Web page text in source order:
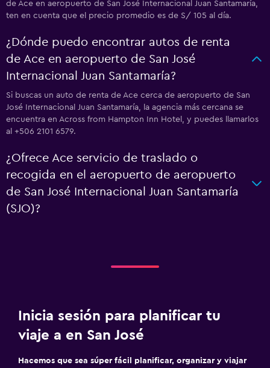
de Ace en aeropuerto de San José Internacional Juan Santamaría,
ten en cuenta que el precio promedio es de S/ 105 al día.
¿Dónde puedo encontrar autos de renta
de Ace en aeropuerto de San José
Internacional Juan Santamaría?
Si buscas un auto de renta de Ace cerca de aeropuerto de San
José Internacional Juan Santamaría, la agencia más cercana se
encuentra en Across from Hampton Inn Hotel, y puedes llamarlos
al +506 2101 6579.
¿Ofrece Ace servicio de traslado o
recogida en el aeropuerto de aeropuerto
de San José Internacional Juan Santamaría
(SJO)?
Inicia sesión para planificar tu
viaje a en San José
Hacemos que sea súper fácil planificar, organizar y viajar